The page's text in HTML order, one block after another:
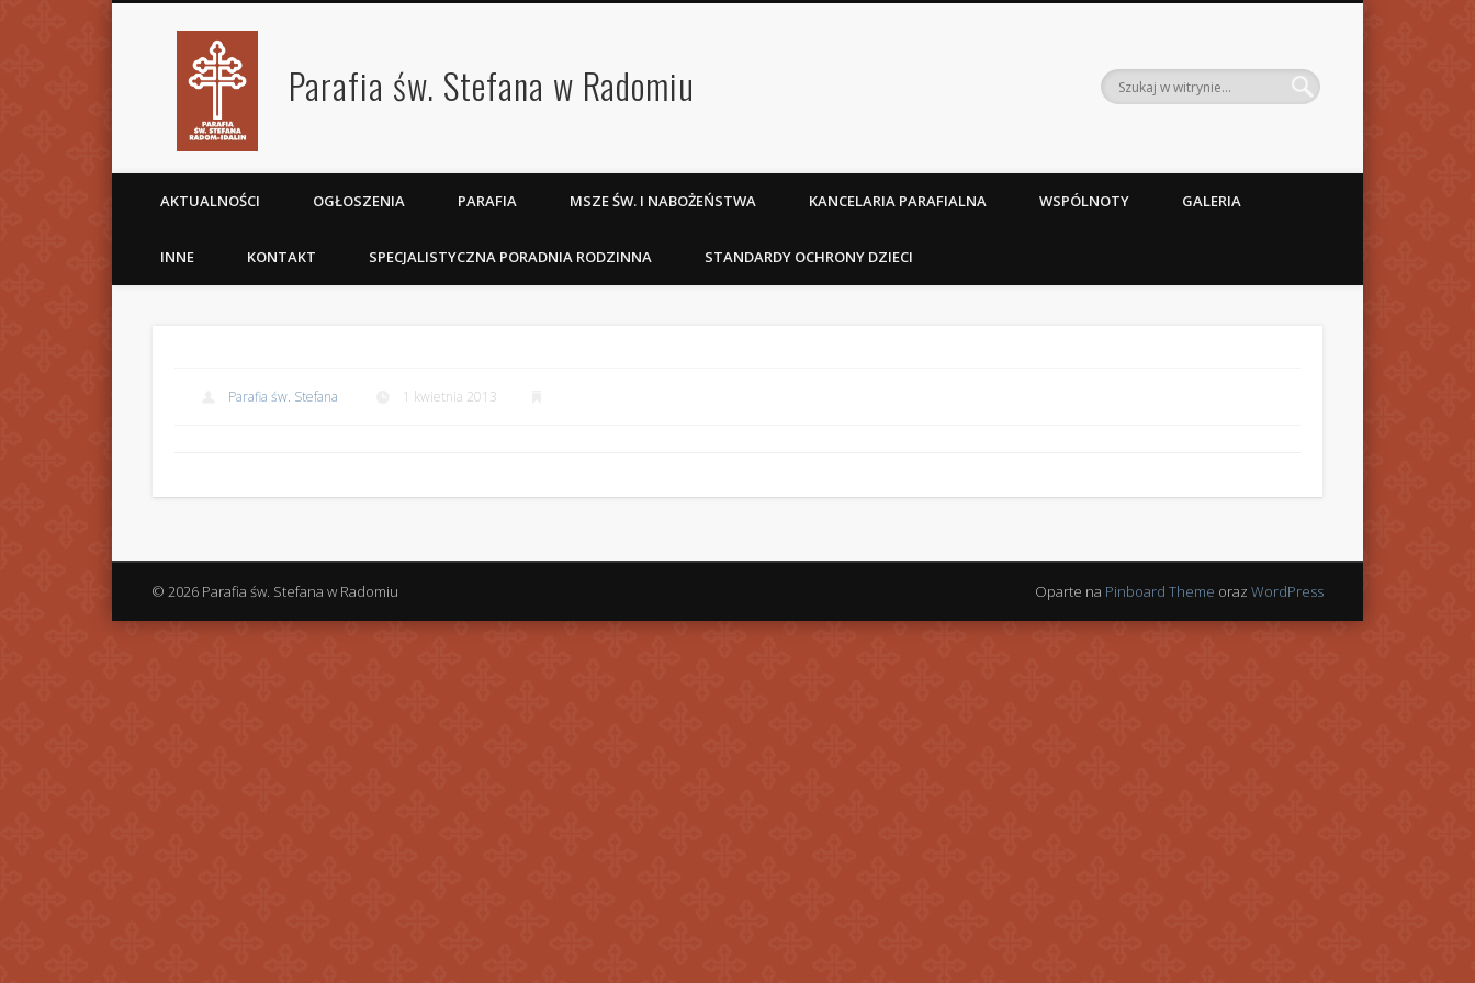
Parafia św. Stefana w Radomiu
AKTUALNOŚCI OGŁOSZENIA PARAFIA MSZE ŚW. I NABOŻEŃSTWA KANCELARIA PARAFIALNA WSPÓLNOTY GALERIA
INNE KONTAKT SPECJALISTYCZNA PORADNIA RODZINNA STANDARDY OCHRONY DZIECI
Parafia św. Stefana 1 kwietnia 2013
© 2026 Parafia św. Stefana w Radomiu Oparte na Pinboard Theme oraz WordPress